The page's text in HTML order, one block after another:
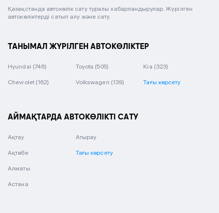
Қазақстанда автокөлік сату туралы хабарландырулар. Жүрілген
автокөліктерді сатып алу және сату.
ТАНЫМАЛ ЖҮРІЛГЕН АВТОКӨЛІКТЕР
Hyundai (746) Toyota (505) Kia (323)
Chevrolet (162) Volkswagen (139) Тағы көрсету
АЙМАҚТАРДА АВТОКӨЛІКТІ САТУ
Ақтау
Ақтөбе
Алматы
Астана
Атырау
Тағы көрсету